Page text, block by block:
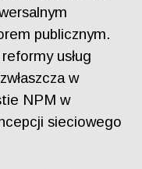
publicznym.
usług
w
NPM w
sieciowego